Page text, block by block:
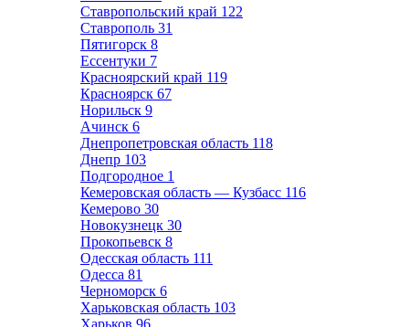
Ставропольский край 122
Ставрополь 31
Пятигорск 8
Ессентуки 7
Красноярский край 119
Красноярск 67
Норильск 9
Ачинск 6
Днепропетровская область 118
Днепр 103
Подгородное 1
Кемеровская область — Кузбасс 116
Кемерово 30
Новокузнецк 30
Прокопьевск 8
Одесская область 111
Одесса 81
Черноморск 6
Харьковская область 103
Харьков 96